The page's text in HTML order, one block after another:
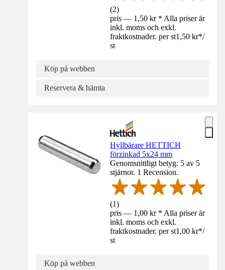
(2)
pris — 1,50 kr * Alla priser är
inkl. moms och exkl.
fraktkostnader. per st1,50 kr*/
st
Köp på webben
Reservera & hämta
Hyllbärare HETTICH
förzinkad 5x24 mm
Genomsnittligt betyg: 5 av 5
stjärnor. 1 Recension.
(1)
pris — 1,00 kr * Alla priser är
inkl. moms och exkl.
fraktkostnader. per st1,00 kr*/
st
Köp på webben